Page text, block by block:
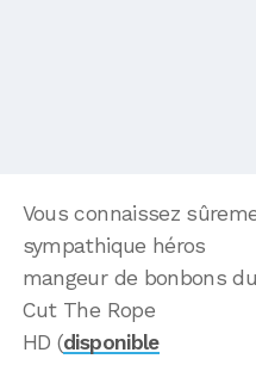
Vous connaissez
sympathique héros
mangeur de bonbons
Cut The Rope
HD (disponible